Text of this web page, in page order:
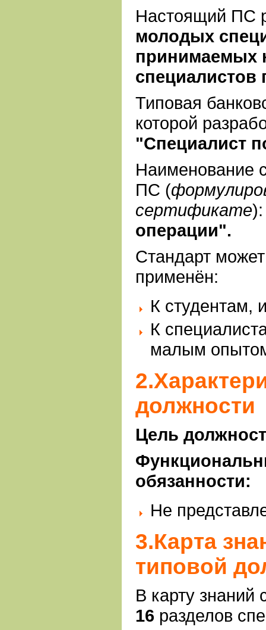
Настоящий ПС
молодых
принимаемых
специалистов
Типовая
которой
"Специалист
Наименование
ПС (
сертификате
операции".
Стандарт
применён:
К студентам,
К
малым
должности
Цель
обязанности:
Не
3.Карта
типовой
В карту знаний
16 разделов